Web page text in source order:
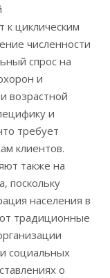
к циклическим
численности
спрос на
и
возрастной
и
требует
клиентов.
также на
поскольку
населения в
традиционные
социальных
о